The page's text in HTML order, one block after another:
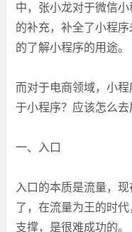
中，张小龙对于微信
的补充，补全了小程
的了解小程序的用途。
而对于电商领域，小
于小程序？应该怎么去
一、入口
入口的本质是流量，
了，在流量为王的时
支撑，是很难成功的。